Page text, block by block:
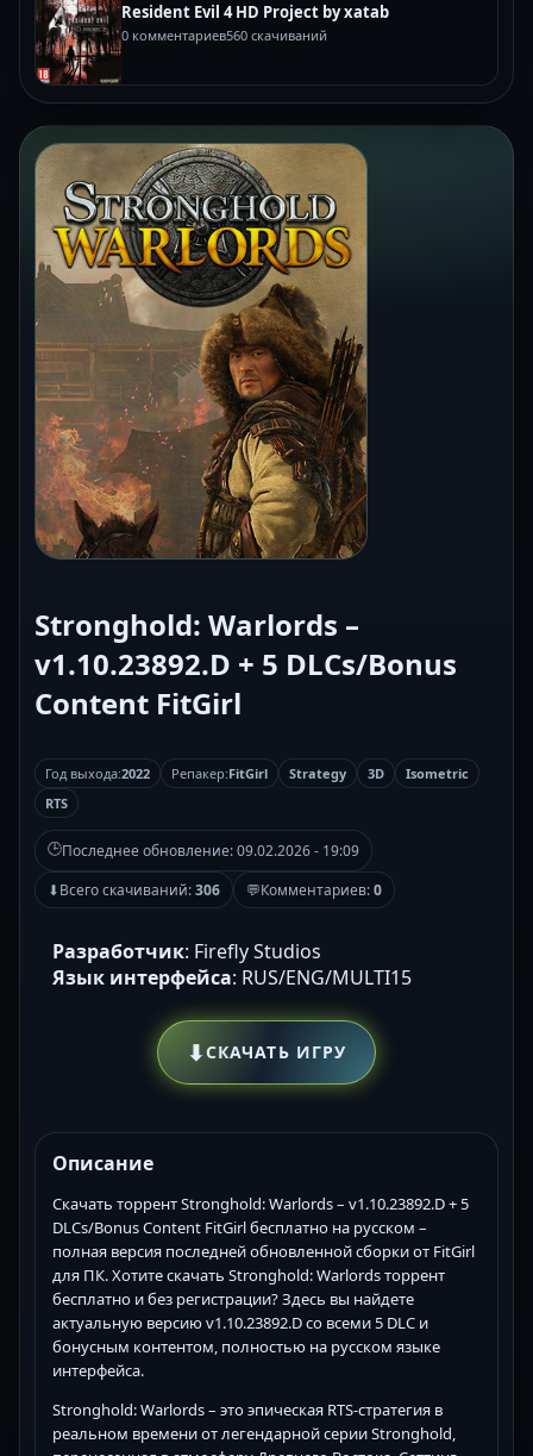
Resident Evil 4 HD Project by xatab
0 комментариев560 скачиваний
Stronghold: Warlords –
v1.10.23892.D + 5 DLCs/Bonus
Content FitGirl
Год выхода:2022 Репакер:FitGirl Strategy 3D
Isometric
RTS
🕒Последнее обновление:09.02.2026 - 19:09
⬇Всего скачиваний:306 💬Комментариев:0
Разработчик: Firefly Studios
Язык интерфейса: RUS/ENG/MULTI15
⬇СКАЧАТЬ ИГРУ
Описание
Скачать торрент Stronghold: Warlords – v1.10.23892.D + 5
DLCs/Bonus Content FitGirl бесплатно на русском –
полная версия последней обновленной сборки от FitGirl
для ПК. Хотите скачать Stronghold: Warlords торрент
бесплатно и без регистрации? Здесь вы найдете
актуальную версию v1.10.23892.D со всеми 5 DLC и
бонусным контентом, полностью на русском языке
интерфейса.
Stronghold: Warlords – это эпическая RTS-стратегия в
реальном времени от легендарной серии Stronghold,